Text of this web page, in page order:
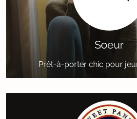
Soeur
Prêt-à-porter chic pour